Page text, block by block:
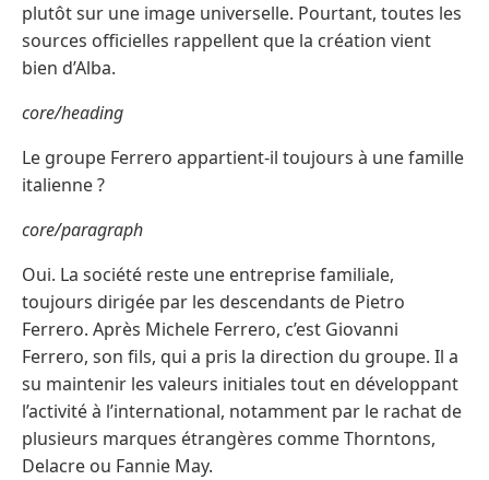
plutôt sur une image universelle. Pourtant, toutes les
sources officielles rappellent que la création vient
bien d’Alba.
core/heading
Le groupe Ferrero appartient-il toujours à une famille
italienne ?
core/paragraph
Oui. La société reste une entreprise familiale,
toujours dirigée par les descendants de Pietro
Ferrero. Après Michele Ferrero, c’est Giovanni
Ferrero, son fils, qui a pris la direction du groupe. Il a
su maintenir les valeurs initiales tout en développant
l’activité à l’international, notamment par le rachat de
plusieurs marques étrangères comme Thorntons,
Delacre ou Fannie May.